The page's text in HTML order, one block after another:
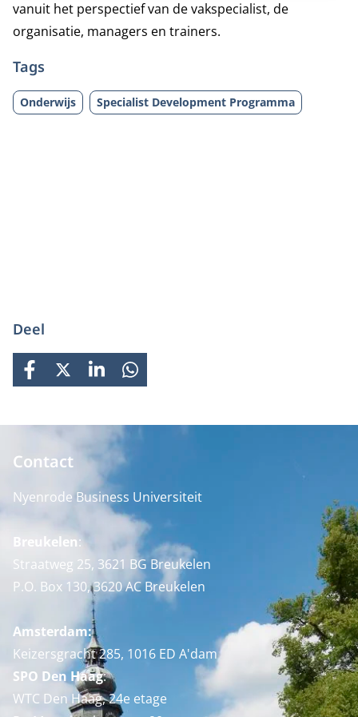
vanuit het perspectief van de vakspecialist, de
organisatie, managers en trainers.
Tags
Onderwijs Specialist Development Programma
Deel
FACEBOOK
X LINKEDINWHATSAPP
Contact
Nyenrode Business Universiteit
Breukelen:
Straatweg 25, 3621 BG Breukelen
P.O. Box 130, 3620 AC Breukelen
Amsterdam:
Keizersgracht 285, 1016 ED A'dam
SPO Den Haag:
WTC Den Haag, 24e etage